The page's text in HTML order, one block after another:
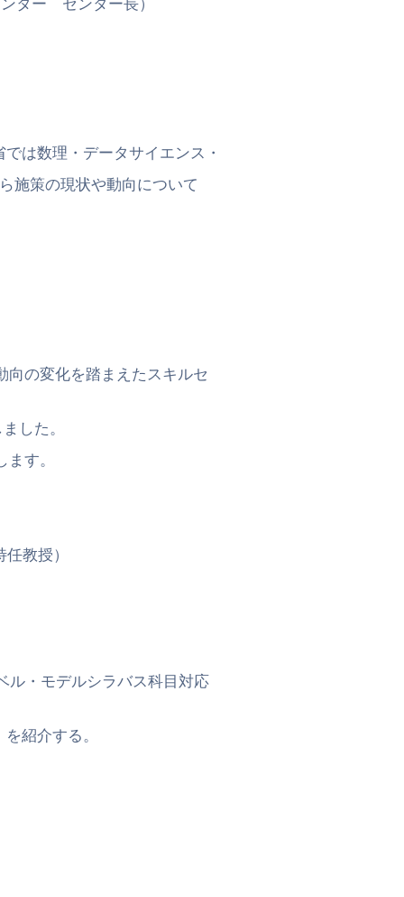
ー センター長）
数理・データサイエンス・
の現状や動向について
の変化を踏まえたスキルセ
た。
す。
教授）
・モデルシラバス科目対応
介する。